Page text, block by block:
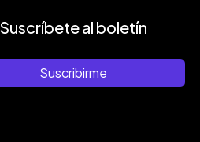
Suscríbete al boletín
Suscribirme